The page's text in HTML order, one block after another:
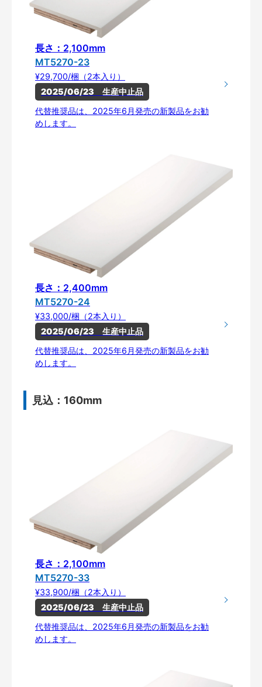
長さ：2,100mm
MT5270-23
¥29,700/梱（2本入り）
2025/06/23　生産中止品
代替推奨品は、2025年6月発売の新製品をお勧
めします。
長さ：2,400mm
MT5270-24
¥33,000/梱（2本入り）
2025/06/23　生産中止品
代替推奨品は、2025年6月発売の新製品をお勧
めします。
見込：160mm
長さ：2,100mm
MT5270-33
¥33,900/梱（2本入り）
2025/06/23　生産中止品
代替推奨品は、2025年6月発売の新製品をお勧
めします。